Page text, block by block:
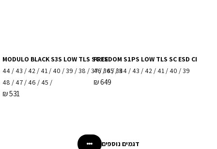
FREEDOM S1PS LOW TLS SC ESD CI
39 / 40 / 41 / 42 / 43 / 44 / 45 / 46
649
₪
MODULO BLACK S3S LOW TLS SC ES
35 / 36 / 37 / 38 / 39 / 40 / 41 / 42 / 43 / 44
/ 45 / 46 / 47 / 48
531
₪
דגמים נוספים